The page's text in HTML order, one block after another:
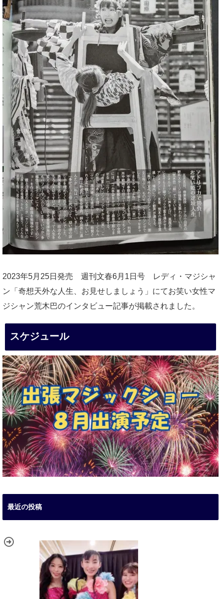
2023年5月25日発売 週刊文春6月1日号 レディ・マジシャ
ン「奇想天外な人生、お見せしましょう」にてお笑い女性マ
ジシャン荒木巴のインタビュー記事が掲載されました。
スケジュール
最近の投稿